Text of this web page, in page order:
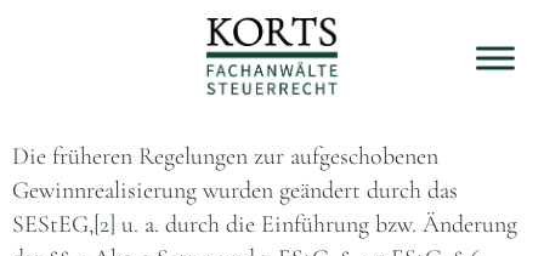
Die früheren Regelungen zur aufgeschobenen
Gewinnrealisierung wurden geändert durch das
SEStEG,[2] u. a. durch die Einführung bzw. Änderung